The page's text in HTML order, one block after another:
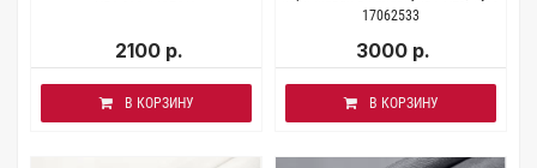
2100 р.
В КОРЗИНУ
17062533
3000 р.
В КОРЗИНУ